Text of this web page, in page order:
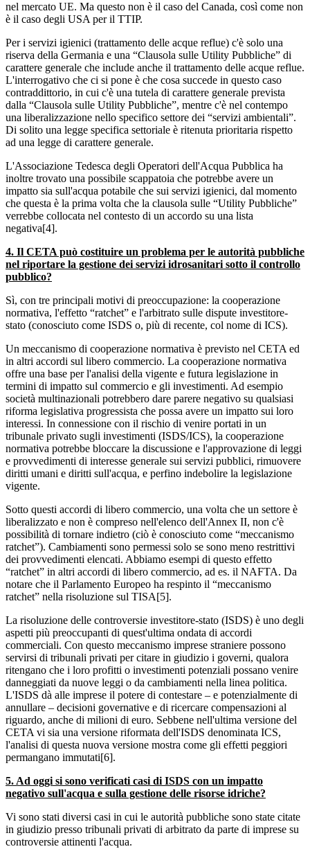
nel mercato UE. Ma questo non è il caso del Canada, così come non
è il caso degli USA per il TTIP.
Per i servizi igienici (trattamento delle acque reflue) c'è solo una
riserva della Germania e una “Clausola sulle Utility Pubbliche” di
carattere generale che include anche il trattamento delle acque reflue.
L'interrogativo che ci si pone è che cosa succede in questo caso
contraddittorio, in cui c'è una tutela di carattere generale prevista
dalla “Clausola sulle Utility Pubbliche”, mentre c'è nel contempo
una liberalizzazione nello specifico settore dei “servizi ambientali”.
Di solito una legge specifica settoriale è ritenuta prioritaria rispetto
ad una legge di carattere generale.
L'Associazione Tedesca degli Operatori dell'Acqua Pubblica ha
inoltre trovato una possibile scappatoia che potrebbe avere un
impatto sia sull'acqua potabile che sui servizi igienici, dal momento
che questa è la prima volta che la clausola sulle “Utility Pubbliche”
verrebbe collocata nel contesto di un accordo su una lista
negativa[4].
4. Il CETA può costituire un problema per le autorità pubbliche
nel riportare la gestione dei servizi idrosanitari sotto il controllo
pubblico?
Sì, con tre principali motivi di preoccupazione: la cooperazione
normativa, l'effetto “ratchet” e l'arbitrato sulle dispute investitore-
stato (conosciuto come ISDS o, più di recente, col nome di ICS).
Un meccanismo di cooperazione normativa è previsto nel CETA ed
in altri accordi sul libero commercio. La cooperazione normativa
offre una base per l'analisi della vigente e futura legislazione in
termini di impatto sul commercio e gli investimenti. Ad esempio
società multinazionali potrebbero dare parere negativo su qualsiasi
riforma legislativa progressista che possa avere un impatto sui loro
interessi. In connessione con il rischio di venire portati in un
tribunale privato sugli investimenti (ISDS/ICS), la cooperazione
normativa potrebbe bloccare la discussione e l'approvazione di leggi
e provvedimenti di interesse generale sui servizi pubblici, rimuovere
diritti umani e diritti sull'acqua, e perfino indebolire la legislazione
vigente.
Sotto questi accordi di libero commercio, una volta che un settore è
liberalizzato e non è compreso nell'elenco dell'Annex II, non c'è
possibilità di tornare indietro (ciò è conosciuto come “meccanismo
ratchet”). Cambiamenti sono permessi solo se sono meno restrittivi
dei provvedimenti elencati. Abbiamo esempi di questo effetto
“ratchet” in altri accordi di libero commercio, ad es. il NAFTA. Da
notare che il Parlamento Europeo ha respinto il “meccanismo
ratchet” nella risoluzione sul TISA[5].
La risoluzione delle controversie investitore-stato (ISDS) è uno degli
aspetti più preoccupanti di quest'ultima ondata di accordi
commerciali. Con questo meccanismo imprese straniere possono
servirsi di tribunali privati per citare in giudizio i governi, qualora
ritengano che i loro profitti o investimenti potenziali possano venire
danneggiati da nuove leggi o da cambiamenti nella linea politica.
L'ISDS dà alle imprese il potere di contestare – e potenzialmente di
annullare – decisioni governative e di ricercare compensazioni al
riguardo, anche di milioni di euro. Sebbene nell'ultima versione del
CETA vi sia una versione riformata dell'ISDS denominata ICS,
l'analisi di questa nuova versione mostra come gli effetti peggiori
permangano immutati[6].
5. Ad oggi si sono verificati casi di ISDS con un impatto
negativo sull'acqua e sulla gestione delle risorse idriche?
Vi sono stati diversi casi in cui le autorità pubbliche sono state citate
in giudizio presso tribunali privati di arbitrato da parte di imprese su
controversie attinenti l'acqua.